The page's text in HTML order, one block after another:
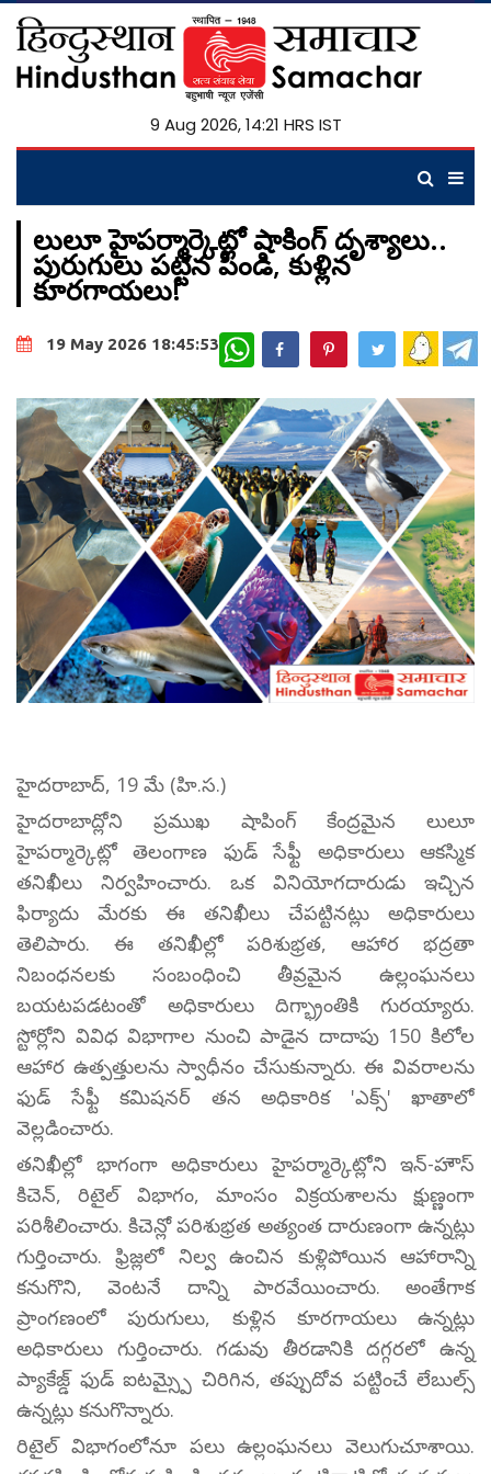
9 Aug 2026, 14:21 HRS IST
లులూ హైపర్మార్కెట్లో షాకింగ్ దృశ్యాలు..
పురుగులు పట్టిన పిండి, కుళ్లిన
కూరగాయలు!
19 May 2026 18:45:53 WhatsApp
హైదరాబాద్, 19 మే (హి.స.)
హైదరాబాద్లోని ప్రముఖ షాపింగ్ కేంద్రమైన లులూ
హైపర్మార్కెట్లో తెలంగాణ ఫుడ్ సేఫ్టీ అధికారులు ఆకస్మిక
తనిఖీలు నిర్వహించారు. ఒక వినియోగదారుడు ఇచ్చిన
ఫిర్యాదు మేరకు ఈ తనిఖీలు చేపట్టినట్లు అధికారులు
తెలిపారు. ఈ తనిఖీల్లో పరిశుభ్రత, ఆహార భద్రతా
నిబంధనలకు సంబంధించి తీవ్రమైన ఉల్లంఘనలు
బయటపడటంతో అధికారులు దిగ్భ్రాంతికి గురయ్యారు.
స్టోర్లోని వివిధ విభాగాల నుంచి పాడైన దాదాపు 150 కిలోల
ఆహార ఉత్పత్తులను స్వాధీనం చేసుకున్నారు. ఈ వివరాలను
ఫుడ్ సేఫ్టీ కమిషనర్ తన అధికారిక 'ఎక్స్' ఖాతాలో
వెల్లడించారు.
తనిఖీల్లో భాగంగా అధికారులు హైపర్మార్కెట్లోని ఇన్-హౌస్
కిచెన్, రిటైల్ విభాగం, మాంసం విక్రయశాలను క్షుణ్ణంగా
పరిశీలించారు. కిచెన్లో పరిశుభ్రత అత్యంత దారుణంగా ఉన్నట్లు
గుర్తించారు. ఫ్రిజ్లలో నిల్వ ఉంచిన కుళ్లిపోయిన ఆహారాన్ని
కనుగొని, వెంటనే దాన్ని పారవేయించారు. అంతేగాక
ప్రాంగణంలో పురుగులు, కుళ్లిన కూరగాయలు ఉన్నట్లు
అధికారులు గుర్తించారు. గడువు తీరడానికి దగ్గరలో ఉన్న
ప్యాకేజ్డ్ ఫుడ్ ఐటమ్స్పై చిరిగిన, తప్పుదోవ పట్టించే లేబుల్స్
ఉన్నట్లు కనుగొన్నారు.
రిటైల్ విభాగంలోనూ పలు ఉల్లంఘనలు వెలుగుచూశాయి.